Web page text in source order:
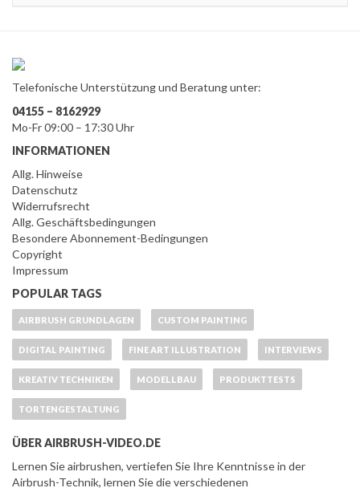
Telefonische Unterstützung und Beratung unter:
04155 – 8162929
Mo-Fr 09:00 – 17:30 Uhr
INFORMATIONEN
Allg. Hinweise
Datenschutz
Widerrufsrecht
Allg. Geschäftsbedingungen
Besondere Abonnement-Bedingungen
Copyright
Impressum
POPULAR TAGS
AIRBRUSH GRUNDLAGEN CUSTOM PAINTING
DIGITAL PAINTING FINE ART ILLUSTRATION INTERVIEWS
KREATIV TECHNIKEN MODELLBAU PRODUKTTESTS
TORTENGESTALTUNG
ÜBER AIRBRUSH-VIDEO.DE
Lernen Sie airbrushen, vertiefen Sie Ihre Kenntnisse in der
Airbrush-Technik, lernen Sie die verschiedenen